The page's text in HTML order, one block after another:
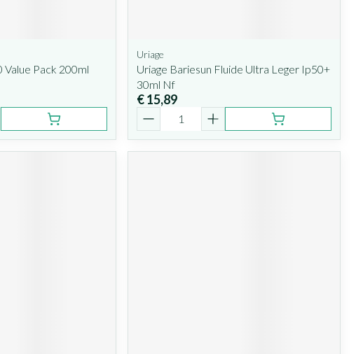
Pack 200ml
Uriage
Uriage Bariesun Fluide Ultra Leger Ip50+
30ml Nf
€ 15,89